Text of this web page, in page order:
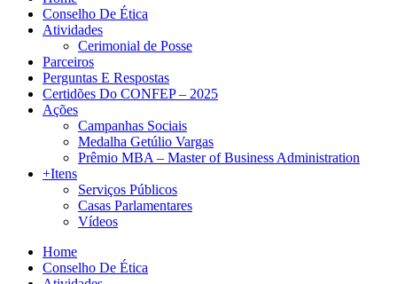
Conselho De Ética
Atividades
Cerimonial de Posse
Parceiros
Perguntas E Respostas
Certidões Do CONFEP – 2025
Ações
Campanhas Sociais
Medalha Getúlio Vargas
Prêmio MBA – Master of Business Administration
+Itens
Serviços Públicos
Casas Parlamentares
Vídeos
Home
Conselho De Ética